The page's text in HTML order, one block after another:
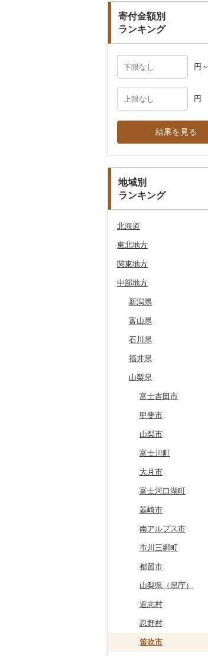
その他雑貨
寄付金額別
ランキング
円～
円
結果を見る
地域別
ランキング
北海道
安平町
八雲町
鹿部町
江差町
白老町
せたな町
旭川市
森町
稚内市
標津町
清里町
北斗市
留萌市
白糠町
釧路町
名寄市
美唄市
厚岸町
南富良野町
上富良野町
和寒町
紋別市
東北地方
青森県
十和田市
大鰐町
南部町
五戸町
藤崎町
六ヶ所村
東北町
三戸町
東通村
黒石市
おいらせ町
鶴田町
階上町
深浦町
青森市
田子町
新郷村
横浜町
野辺地町
佐井村
岩手県
宮古市
軽米町
岩手町
矢巾町
釜石市
野田村
普代村
一戸町
陸前高田市
紫波町
滝沢市
住田町
葛巻町
花巻市
岩泉町
田野畑村
盛岡市
遠野市
奥州市
宮城県
柴田町
色麻町
丸森町
大衡村
加美町
利府町
白石市
登米市
山元町
名取市
川崎町
村田町
栗原市
富谷市
岩沼市
七ヶ宿町
大崎市
塩竈市
秋田県
大潟村
横手市
能代市
小坂町
仙北市
井川町
潟上市
三種町
藤里町
湯沢市
大館市
由利本荘市
にかほ市
羽後町
秋田県（県庁）
秋田市
男鹿市
山形県
村山市
尾花沢市
上山市
河北町
酒田市
新庄市
長井市
小国町
南陽市
中山町
庄内町
大石田町
川西町
鶴岡市
山形県（県庁）
金山町
福島県
天栄村
広野町
鏡石町
須賀川市
小野町
棚倉町
古殿町
昭和村
下郷町
西郷村
二本松市
猪苗代町
川俣町
郡山市
西会津町
関東地方
茨城県
土浦市
取手市
つくば市
稲敷市
潮来市
五霞町
北茨城市
境町
かすみがうら市
牛久市
常陸太田市
つくばみらい市
下妻市
茨城町
神栖市
常総市
東海村
美浦村
大洗町
栃木県
那須塩原市
市貝町
塩谷町
上三川町
佐野市
真岡市
高根沢町
大田原市
栃木市
日光市
小山市
宇都宮市
栃木県（県庁）
那珂川町
茂木町
那須烏山市
矢板市
さくら市
群馬県
榛東村
下仁田町
玉村町
安中市
川場村
昭和村
甘楽町
明和町
沼田市
桐生市
吉岡町
太田市
高山村
みどり市
千代田町
みなかみ町
片品村
埼玉県
春日部市
蕨市
戸田市
毛呂山町
久喜市
ふじみ野市
川島町
上里町
川口市
飯能市
長瀞町
羽生市
小鹿野町
坂戸市
鳩山町
埼玉県（県庁）
千葉県
勝浦市
袖ケ浦市
我孫子市
長柄町
芝山町
八千代市
横芝光町
多古町
白子町
栄町
香取市
習志野市
銚子市
君津市
旭市
東京都
八王子市
日野市
昭島市
武蔵村山市
葛飾区
小金井市
墨田区
東久留米市
利島村
瑞穂町
大島町
府中市
国分寺市
東村山市
神奈川県
南足柄市
松田町
大井町
中井町
愛川町
山北町
真鶴町
清川村
開成町
藤沢市
神奈川県（県庁）
鎌倉市
大和市
中部地方
新潟県
十日町市
弥彦村
阿賀町
出雲崎町
魚沼市
佐渡市
燕市
南魚沼市
関川村
新発田市
加茂市
小千谷市
田上町
五泉市
三条市
見附市
糸魚川市
胎内市
富山県
射水市
氷見市
朝日町
高岡市
魚津市
砺波市
入善町
黒部市
立山町
富山県（県庁）
小矢部市
滑川市
富山市
南砺市
石川県
羽咋市
七尾市
白山市
穴水町
輪島市
中能登町
石川県（県庁）
野々市市
能登町
能美市
津幡町
宝達志水町
金沢市
内灘町
かほく市
小松市
福井県
美浜町
小浜市
越前町
若狭町
鯖江市
高浜町
勝山市
福井県（県庁）
越前市
坂井市
あわら市
福井市
大野市
敦賀市
おおい町
山梨県
富士吉田市
甲斐市
山梨市
富士川町
大月市
富士河口湖町
韮崎市
南アルプス市
市川三郷町
都留市
山梨県（県庁）
道志村
忍野村
笛吹市